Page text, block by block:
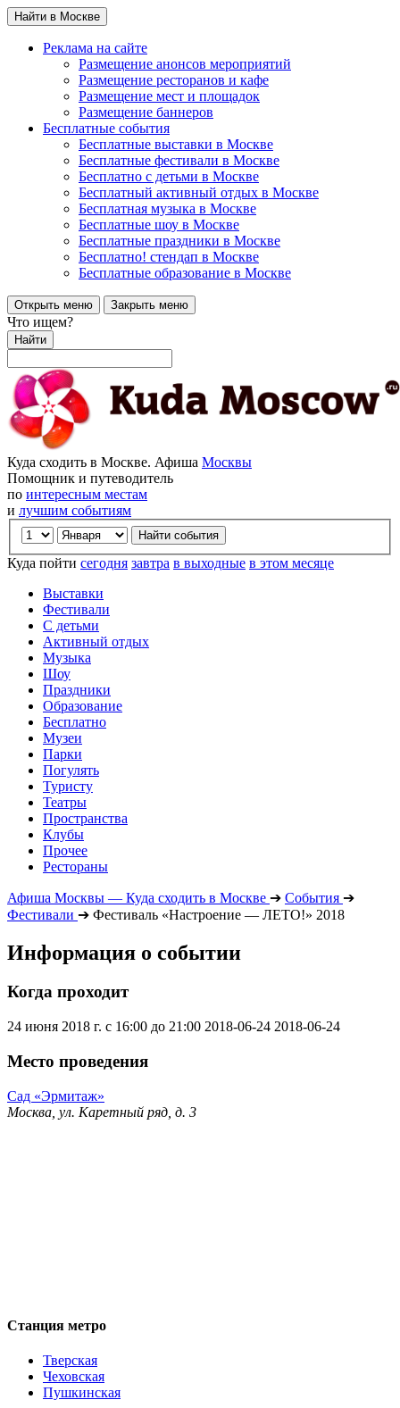
Найти в Москве
Реклама на сайте
Размещение анонсов мероприятий
Размещение ресторанов и кафе
Размещение мест и площадок
Размещение баннеров
Бесплатные события
Бесплатные выставки в Москве
Бесплатные фестивали в Москве
Бесплатно с детьми в Москве
Бесплатный активный отдых в Москве
Бесплатная музыка в Москве
Бесплатные шоу в Москве
Бесплатные праздники в Москве
Бесплатно! стендап в Москве
Бесплатные образование в Москве
Открыть меню Закрыть меню
Что ищем?
Найти
Куда сходить в Москве. Афиша Москвы
Помощник и путеводитель
по интересным местам
и лучшим событиям
Куда пойти сегодня завтра в выходные в этом месяце
Выставки
Фестивали
С детьми
Активный отдых
Музыка
Шоу
Праздники
Образование
Бесплатно
Музеи
Парки
Погулять
Туристу
Театры
Пространства
Клубы
Прочее
Рестораны
Афиша Москвы — Куда сходить в Москве ➔ События ➔
Фестивали ➔ Фестиваль «Настроение — ЛЕТО!» 2018
Информация о событии
Когда проходит
24 июня 2018 г. с 16:00 до 21:00 2018-06-24 2018-06-24
Место проведения
Сад «Эрмитаж»
Москва, ул. Каретный ряд, д. 3
Станция метро
Тверская
Чеховская
Пушкинская